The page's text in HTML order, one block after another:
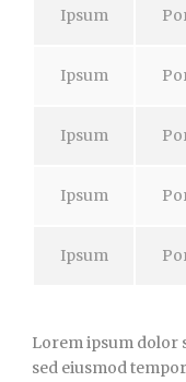
Ipsum
Ipsum
Ipsum
Ipsum
Ipsum
Lorem ipsum dolor
sed eiusmod